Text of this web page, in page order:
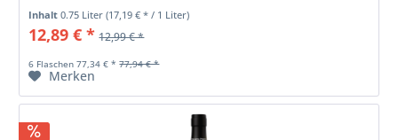
Inhalt0.75 Liter(17,19 € * / 1 Liter)
12,89 € * 12,99 € *
6 Flaschen 77,34 € * 77,94 € *
Merken